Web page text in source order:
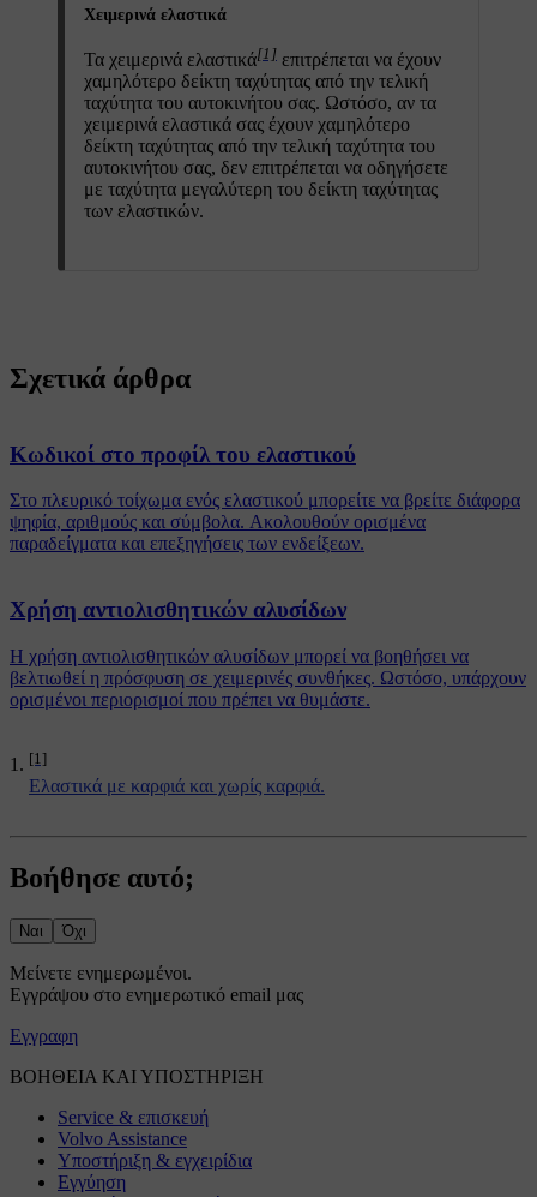
Χειμερινά ελαστικά
Τα χειμερινά ελαστικά[1] επιτρέπεται να έχουν
χαμηλότερο δείκτη ταχύτητας από την τελική
ταχύτητα του αυτοκινήτου σας. Ωστόσο, αν τα
χειμερινά ελαστικά σας έχουν χαμηλότερο
δείκτη ταχύτητας από την τελική ταχύτητα του
αυτοκινήτου σας, δεν επιτρέπεται να οδηγήσετε
με ταχύτητα μεγαλύτερη του δείκτη ταχύτητας
των ελαστικών.
[1]
Ελαστικά με καρφιά και χωρίς καρφιά.
Σχετικά άρθρα
Κωδικοί στο προφίλ του ελαστικού
Στο πλευρικό τοίχωμα ενός ελαστικού μπορείτε να βρείτε διάφορα
ψηφία, αριθμούς και σύμβολα. Ακολουθούν ορισμένα
παραδείγματα και επεξηγήσεις των ενδείξεων.
Χρήση αντιολισθητικών αλυσίδων
Η χρήση αντιολισθητικών αλυσίδων μπορεί να βοηθήσει να
βελτιωθεί η πρόσφυση σε χειμερινές συνθήκες. Ωστόσο, υπάρχουν
ορισμένοι περιορισμοί που πρέπει να θυμάστε.
Βοήθησε αυτό;
Ναι Όχι